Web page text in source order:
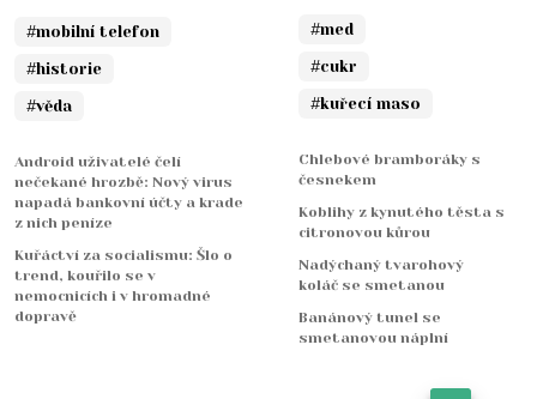
#mobilní telefon
#historie
#věda
Android uživatelé čelí
nečekané hrozbě: Nový virus
napadá bankovní účty a krade
z nich peníze
Kuřáctví za socialismu: Šlo o
trend, kouřilo se v
nemocnicích i v hromadné
dopravě
#med
#cukr
#kuřecí maso
Chlebové bramboráky s
česnekem
Koblihy z kynutého těsta s
citronovou kůrou
Nadýchaný tvarohový
koláč se smetanou
Banánový tunel se
smetanovou náplní